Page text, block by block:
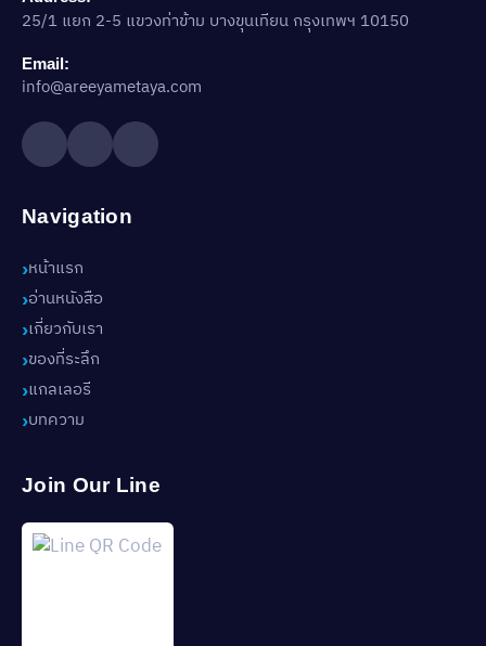
25/1 แยก 2-5 แขวงท่าข้าม บางขุนเทียน กรุงเทพฯ 10150
Email:
info@areeyametaya.com
Navigation
หน้าแรก
อ่านหนังสือ
เกี่ยวกับเรา
ของที่ระลึก
แกลเลอรี
บทความ
Join Our Line